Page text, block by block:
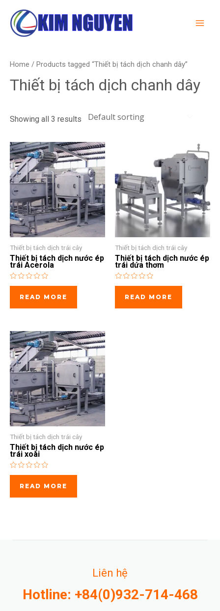
content
Home / Products tagged “Thiết bị tách dịch chanh dây”
Thiết bị tách dịch chanh dây
Showing all 3 results
Thiết bị tách dịch trái cây
Thiết bị tách dịch nước ép
trái Acerola
Rated
outREAD MORE
Thiết bị tách dịch trái cây
Thiết bị tách dịch nước ép
trái dứa thơm
Rated
outREAD MORE
Thiết bị tách dịch trái cây
Thiết bị tách dịch nước ép
trái xoài
Rated
outREAD MORE
Liên hệ
Hotline: +84(0)932-714-468